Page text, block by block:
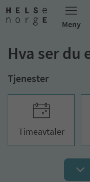
Hva ser du
Tjenester
Time­avtaler